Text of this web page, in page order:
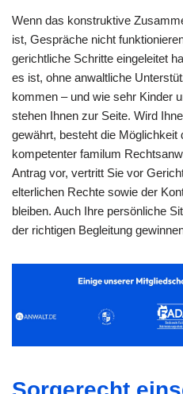
Wenn das konstruktive
ist, Gespräche nicht
gerichtliche Schritte eingeleitet
es ist, ohne anwaltliche
kommen – und wie sehr Kinder
stehen Ihnen zur Seite. Wird
gewährt, besteht die Möglichkeit
kompetenter familum
Antrag vor, vertritt Sie vor
elterlichen Rechte sowie der
bleiben. Auch Ihre persönliche
der richtigen Begleitung